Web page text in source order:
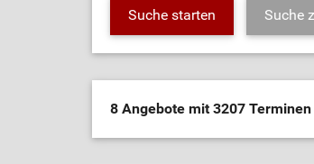
8 Angebote mit 3207